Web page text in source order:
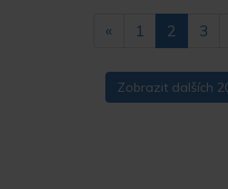
« 1 2 3
Zobrazit dalších